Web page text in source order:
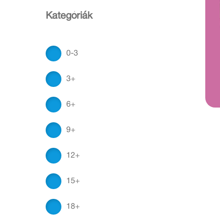
Kategóriák
0-3
3+
6+
9+
12+
15+
18+